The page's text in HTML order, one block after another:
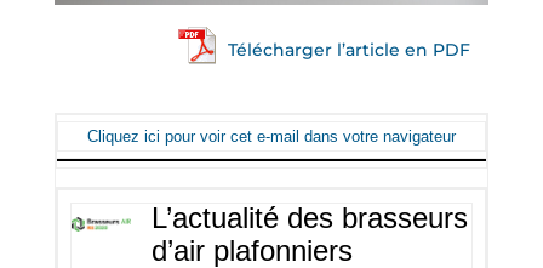
Télécharger l’article en PDF
Cliquez ici pour voir cet e-mail dans votre navigateur
L’actualité des brasseurs
d’air plafonniers